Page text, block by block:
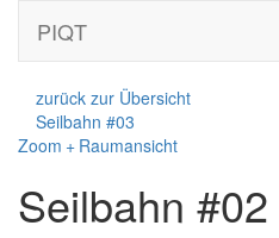
PIQT
zurück zur Übersicht
Seilbahn #03
Zoom + Raumansicht
Seilbahn #02